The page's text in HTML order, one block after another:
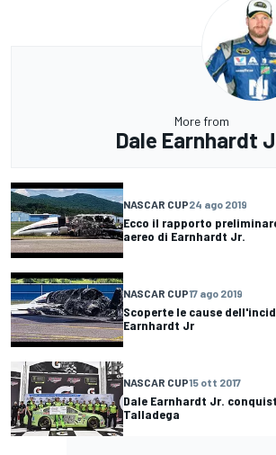
More from
Dale Earnhardt
NASCAR CUP24 ago 2019
Ecco il rapporto
aereo di Earnhardt Jr.
NASCAR CUP17 ago 2019
Scoperte le cause
Earnhardt Jr
NASCAR CUP15 ott 2017
Dale Earnhardt Jr.
Talladega